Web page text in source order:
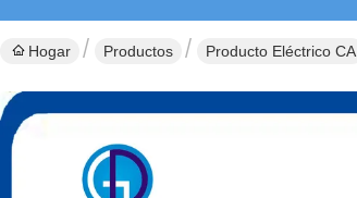
Hogar Productos Producto Eléctrico CA